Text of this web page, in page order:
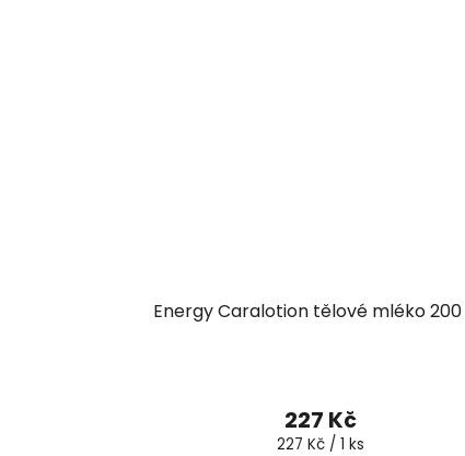
Energy Caralotion tělové mléko
227 Kč
Měrná
227 Kč / 1 ks